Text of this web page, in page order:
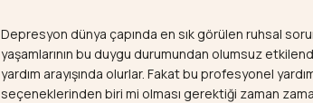
Depresyon dünya çapında en sık görülen ruhsal
yaşamlarının bu duygu durumundan olumsuz
yardım arayışında olurlar. Fakat bu profesyonel
seçeneklerinden biri mi olması gerektiği zaman